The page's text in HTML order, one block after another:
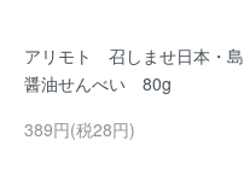
アリモト 召しませ日本・島
醤油せんべい 80g
389円(税28円)